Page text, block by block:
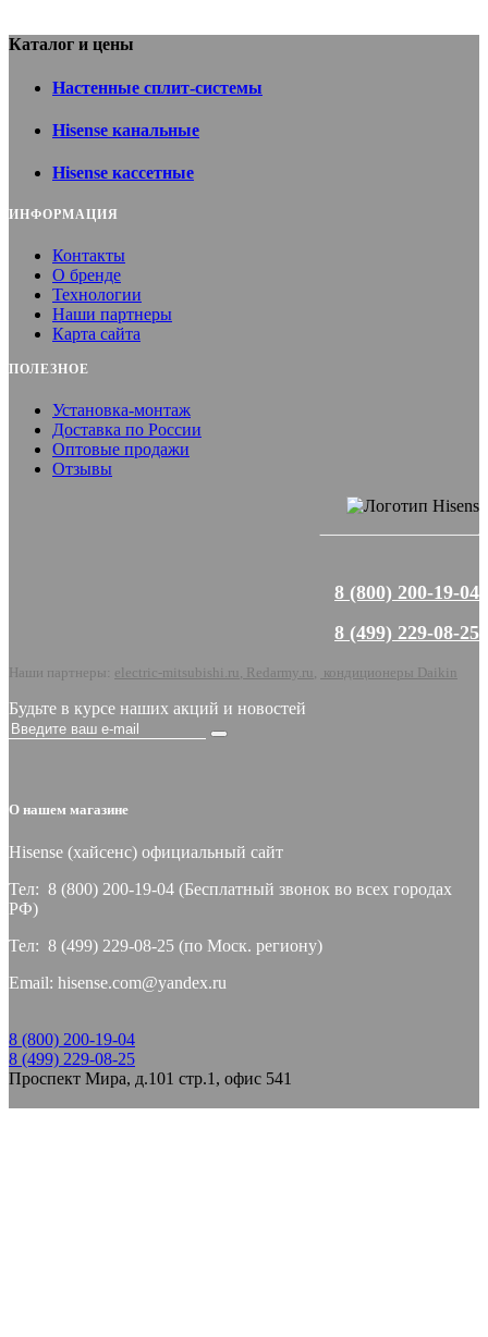
Каталог и цены
Настенные сплит-системы
Hisense канальные
Hisense кассетные
ИНФОРМАЦИЯ
Контакты
О бренде
Технологии
Наши партнеры
Карта сайта
ПОЛЕЗНОЕ
Установка-монтаж
Доставка по России
Оптовые продажи
Отзывы
8 (800) 200-19-04
8 (499) 229-08-25
Наши партнеры: electric-mitsubishi.ru Redarmy.ru кондиционеры Daikin
Будьте в курсе наших акций и новостей
О нашем магазине
Hisense (хайсeнс) официальный сайт
Тел: 8 (800) 200-19-04 (Бесплатный звонок во всех городах
РФ)
Тел: 8 (499) 229-08-25 (по Моск. региону)
Email: hisense.com@yandex.ru
8 (800) 200-19-04
8 (499) 229-08-25
Проспект Мира, д.101 стр.1, офис 541